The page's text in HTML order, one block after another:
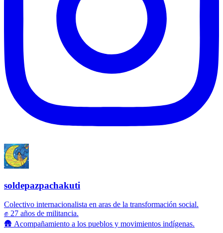
soldepazpachakuti
Colectivo internacionalista en aras de la transformación social.
✊ 27 años de militancia.
🛖 Acompañamiento a los pueblos y movimientos indígenas.